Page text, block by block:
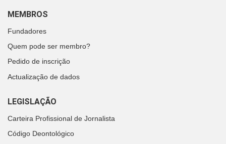
MEMBROS
Fundadores
Quem pode ser membro?
Pedido de inscrição
Actualização de dados
LEGISLAÇÃO
Carteira Profissional de Jornalista
Código Deontológico